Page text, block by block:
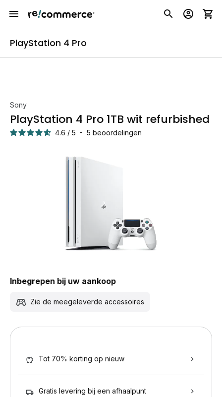
PlayStation 4 Pro
Sony
PlayStation 4 Pro 1TB wit refurbished
4.6 / 5 - 5 beoordelingen
Inbegrepen bij uw aankoop
Zie de meegeleverde accessoires
Tot 70% korting op nieuw
Gratis levering bij een afhaalpunt